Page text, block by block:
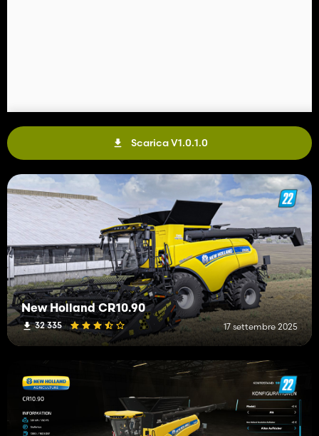
Scarica V1.0.1.0
New Holland CR10.90
32 335 17 settembre 2025